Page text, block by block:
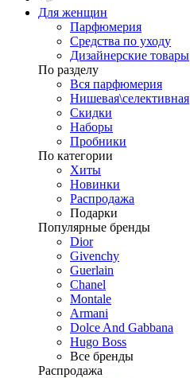
Для женщин
Парфюмерия
Средства по уходу
Дизайнерские товары
По разделу
Вся парфюмерия
Нишевая\селективная
Скидки
Наборы
Пробники
По категории
Хиты
Новинки
Распродажа
Подарки
Популярные бренды
Dior
Givenchy
Guerlain
Chanel
Montale
Armani
Dolce And Gabbana
Hugo Boss
Все бренды
Распродажа